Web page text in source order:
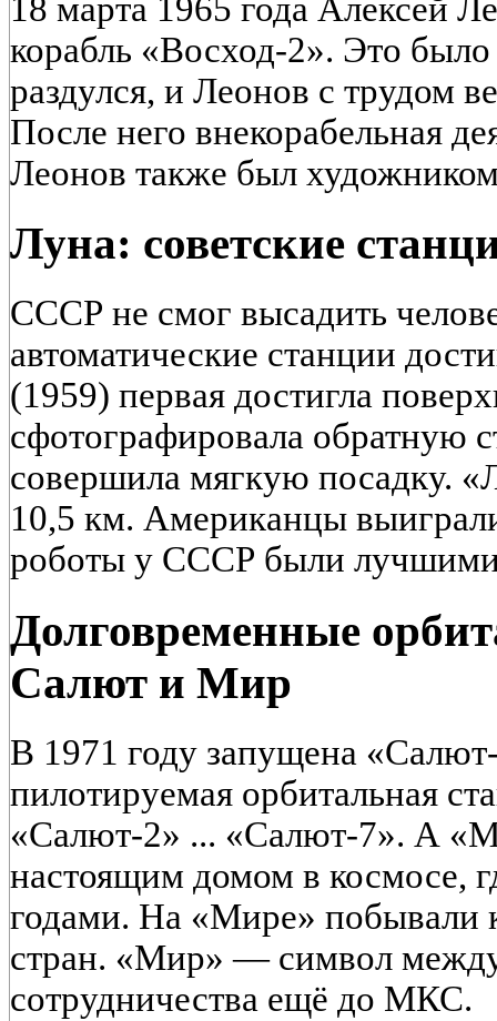
18 марта 1965 года Алексей
корабль «Восход-2». Это
раздулся, и Леонов с трудом
После него внекорабельная
Леонов также был
Луна: советские
СССР не смог высадить
автоматические станции
(1959) первая достигла
сфотографировала обратную
совершила мягкую посадку.
10,5 км. Американцы
роботы у СССР были
Долговременные
Салют и Мир
В 1971 году запущена
пилотируемая орбитальная
«Салют-2» ... «Салют-7». А
настоящим домом в космосе,
годами. На «Мире» побывали
стран. «Мир» — символ
сотрудничества ещё до МКС.